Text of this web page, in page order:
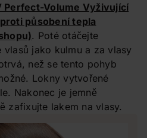
Perfect-Volume Vyživující
působení tepla
. Poté otáčejte
vlasů jako kulmu a za vlasy
než se tento pohyb
Lokny vytvořené
Nakonec je jemně
zafixujte lakem na vlasy.